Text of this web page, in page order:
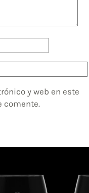
y web en este
comente.